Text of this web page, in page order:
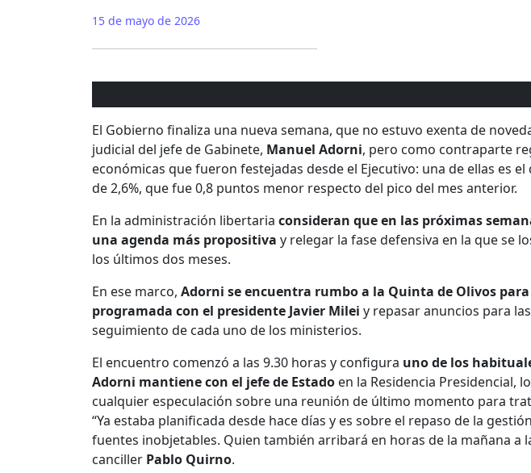
15 de mayo de 2026
El Gobierno finaliza una nueva semana, que no estuvo exenta de
judicial del jefe de Gabinete, Manuel Adorni, pero como contraparte
económicas que fueron festejadas desde el Ejecutivo: una de ellas es
de 2,6%, que fue 0,8 puntos menor respecto del pico del mes anterior.
En la administración libertaria consideran que en las próximas
una agenda más propositiva y relegar la fase defensiva en la que se
los últimos dos meses.
En ese marco, Adorni se encuentra rumbo a la Quinta de Olivos
programada con el presidente Javier Milei y repasar anuncios para
seguimiento de cada uno de los ministerios.
El encuentro comenzó a las 9.30 horas y configura uno de los
Adorni mantiene con el jefe de Estado en la Residencia Presidencial,
cualquier especulación sobre una reunión de último momento para
“Ya estaba planificada desde hace días y es sobre el repaso de la
fuentes inobjetables. Quien también arribará en horas de la mañana a
canciller Pablo Quirno.